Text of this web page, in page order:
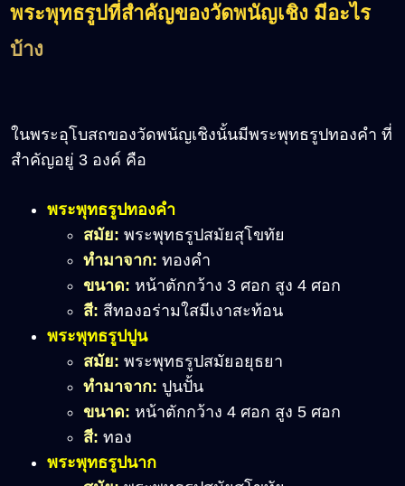
พระพุทธรูปที่สำคัญของวัดพนัญเชิง มีอะไร
บ้าง
ในพระอุโบสถของวัดพนัญเชิงนั้นมีพระพุทธรูปทองคำ ที่
สำคัญอยู่ 3 องค์ คือ
พระพุทธรูปทองคำ
สมัย: พระพุทธรูปสมัยสุโขทัย
ทำมาจาก: ทองคำ
ขนาด: หน้าตักกว้าง 3 ศอก สูง 4 ศอก
สี: สีทองอร่ามใสมีเงาสะท้อน
พระพุทธรูปปูน
สมัย: พระพุทธรูปสมัยอยุธยา
ทำมาจาก: ปูนปั้น
ขนาด: หน้าตักกว้าง 4 ศอก สูง 5 ศอก
สี: ทอง
พระพุทธรูปนาก